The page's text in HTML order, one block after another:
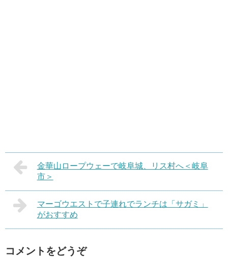
金華山ロープウェーで岐阜城、リス村へ＜岐阜
市＞
マーゴウエストで子連れでランチは「サガミ」
がおすすめ
コメントをどうぞ